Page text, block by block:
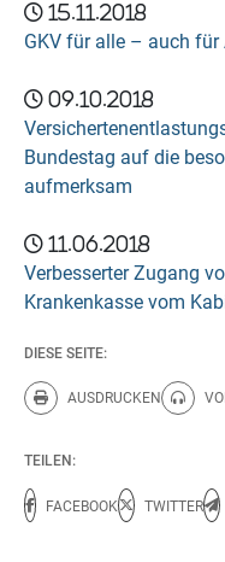
15.11.2018
GKV für alle – auch
09.10.2018
Bundestag auf die
aufmerksam
11.06.2018
Verbesserter Zugang
Krankenkasse vom
DIESE SEITE:
AUSDRUCKEN
Diese Seite
TEILEN:
FACEBOOK TWITTER